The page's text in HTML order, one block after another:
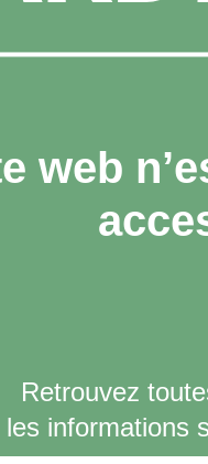
web
Retrouvez
les informations